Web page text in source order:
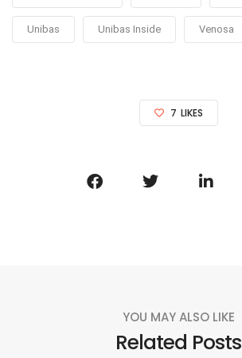
Unibas Unibas Inside Venosa
7 LIKES
YOU MAY ALSO LIKE
Related Posts